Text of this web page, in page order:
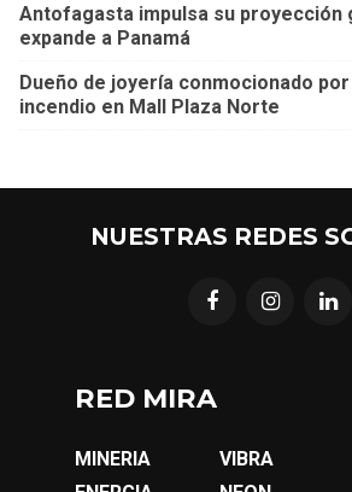
Antofagasta impulsa su proyección
expande a Panamá
Dueño de joyería conmocionado
incendio en Mall Plaza Norte
NUESTRAS REDES
RED MIRA
MINERIA
VIBRA